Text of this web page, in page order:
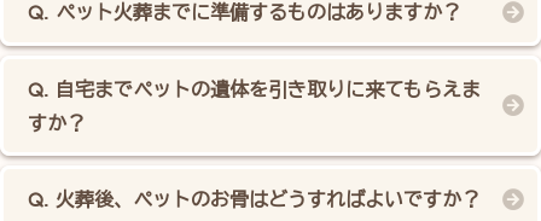
ペット火葬までに準備するものはありますか？
自宅までペットの遺体を引き取りに来てもらえま
すか？
火葬後、ペットのお骨はどうすればよいですか？